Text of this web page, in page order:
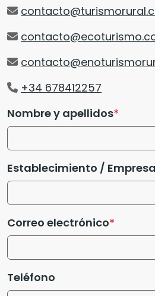
+34 678412257
Nombre y apellidos
Establecimiento / Empresa
Correo electrónico
Teléfono